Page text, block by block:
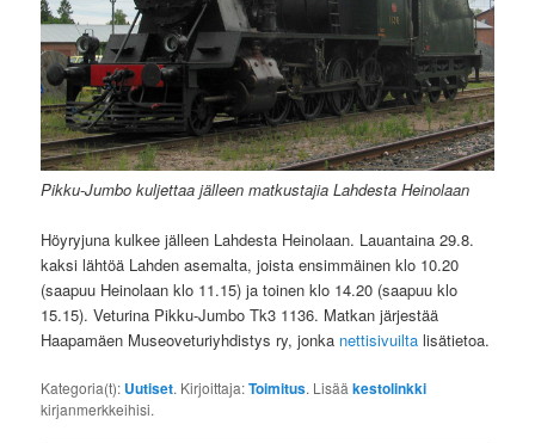
Pikku-Jumbo kuljettaa jälleen matkustajia Lahdesta Heinolaan
Höyryjuna kulkee jälleen Lahdesta Heinolaan. Lauantaina 29.8.
kaksi lähtöä Lahden asemalta, joista ensimmäinen klo 10.20
(saapuu Heinolaan klo 11.15) ja toinen klo 14.20 (saapuu klo
15.15). Veturina Pikku-Jumbo Tk3 1136. Matkan järjestää
Haapamäen Museoveturiyhdistys ry, jonka nettisivuilta lisätietoa.
Kategoria(t): Uutiset. Kirjoittaja:Toimitus. Lisääkestolinkki
kirjanmerkkeihisi.